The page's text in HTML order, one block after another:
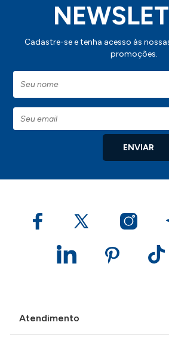
Cadastre-se e tenha acesso às
promoções.
ENVIAR
Atendimento